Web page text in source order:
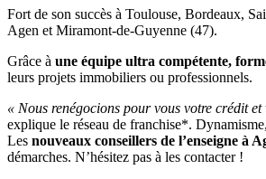
Fort de son succès à Toulouse, Bordeaux,
Agen et Miramont-de-Guyenne (47).
Grâce à une équipe ultra compétente,
leurs projets immobiliers ou professionnels.
« Nous renégocions pour vous votre crédit
explique le réseau de franchise*.
Les nouveaux conseillers de l’enseigne à
démarches. N’hésitez pas à les contacter !